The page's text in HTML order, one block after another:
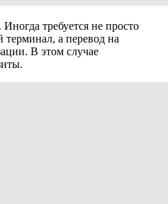
требуется не просто
терминал, а перевод на
В этом случае